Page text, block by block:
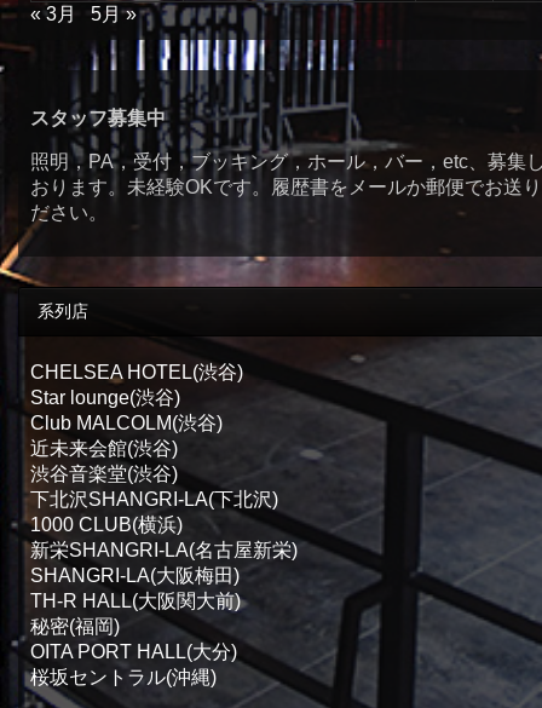
« 3月
5月 »
スタッフ募集中
照明，PA，受付，ブッキング，ホール，バー，etc、募集
おります。未経験OKです。履歴書をメールか郵便でお送
ださい。
系列店
CHELSEA HOTEL(渋谷)
Star lounge(渋谷)
Club MALCOLM(渋谷)
近未来会館(渋谷)
渋谷音楽堂(渋谷)
下北沢SHANGRI-LA(下北沢)
1000 CLUB(横浜)
新栄SHANGRI-LA(名古屋新栄)
SHANGRI-LA(大阪梅田)
TH-R HALL(大阪関大前)
秘密(福岡)
OITA PORT HALL(大分)
桜坂セントラル(沖縄)